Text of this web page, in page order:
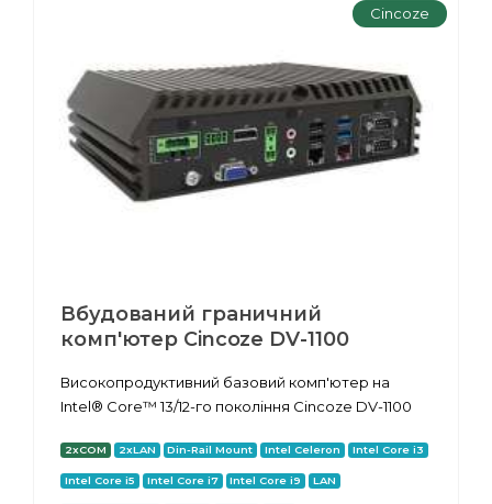
Cincoze
Вбудований граничний
комп'ютер Cincoze DV-1100
Високопродуктивний базовий комп'ютер на
Intel® Core™ 13/12-го покоління Cincoze DV-1100
2xCOM 2xLAN Din-Rail Mount Intel Celeron Intel Core i3
Intel Core i5 Intel Core i7 Intel Core i9 LAN